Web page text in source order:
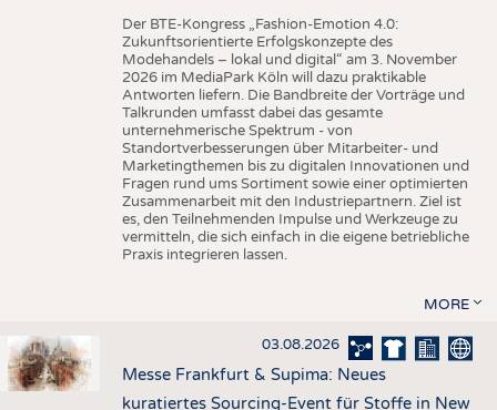
Der BTE-Kongress „Fashion-Emotion 4.0:
Zukunftsorientierte Erfolgskonzepte des
Modehandels – lokal und digital“ am 3. November
2026 im MediaPark Köln will dazu praktikable
Antworten liefern. Die Bandbreite der Vorträge und
Talkrunden umfasst dabei das gesamte
unternehmerische Spektrum - von
Standortverbesserungen über Mitarbeiter- und
Marketingthemen bis zu digitalen Innovationen und
Fragen rund ums Sortiment sowie einer optimierten
Zusammenarbeit mit den Industriepartnern. Ziel ist
es, den Teilnehmenden Impulse und Werkzeuge zu
vermitteln, die sich einfach in die eigene betriebliche
Praxis integrieren lassen.
MORE
03.08.2026
Messe Frankfurt & Supima: Neues
kuratiertes Sourcing-Event für Stoffe in New